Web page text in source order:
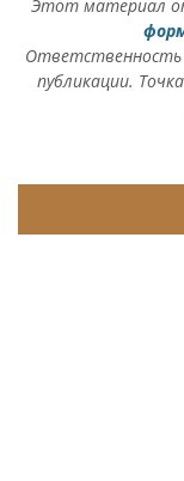
Этот материал
Ответственность
публикации.